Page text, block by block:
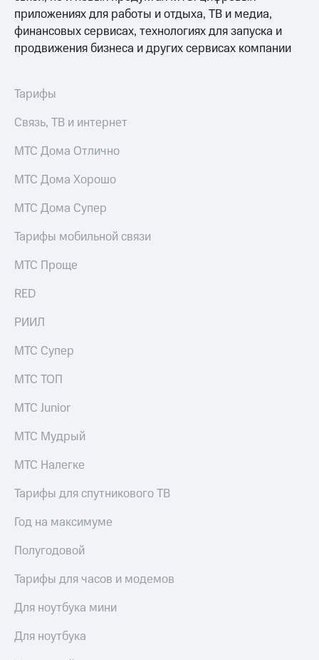
приложениях для работы и отдыха, ТВ и медиа,
финансовых сервисах, технологиях для запуска и
продвижения бизнеса и других сервисах компании
Тарифы
Связь, ТВ и интернет
МТС Дома Отлично
МТС Дома Хорошо
МТС Дома Супер
Тарифы мобильной связи
МТС Проще
RED
РИИЛ
МТС Супер
МТС ТОП
МТС Junior
МТС Мудрый
МТС Налегке
Тарифы для спутникового ТВ
Год на максимуме
Полугодовой
Тарифы для часов и модемов
Для ноутбука мини
Для ноутбука